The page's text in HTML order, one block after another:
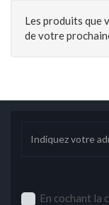
Les produits que
de votre
En cochant la